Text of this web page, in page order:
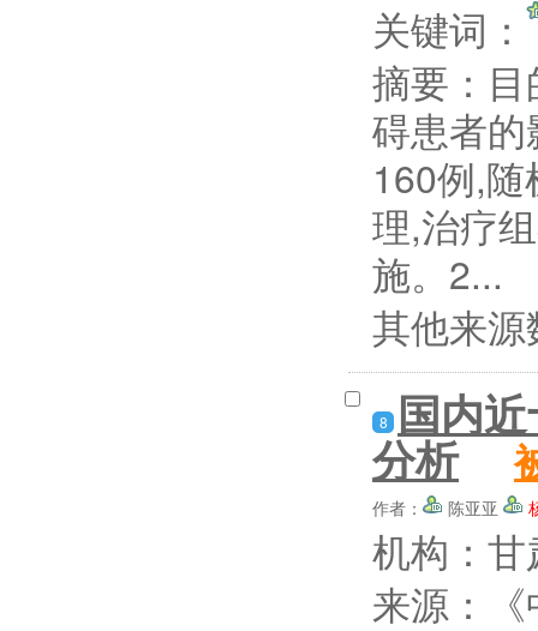
关键词：
摘要：
碍患者
160例,
理,治疗
施。2...
其他来
8 国内
分析
作者： 陈亚亚
机构：
来源：